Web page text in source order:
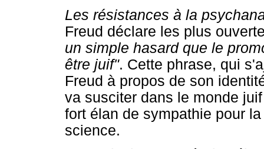
Les résistances à la
Freud déclare les plus
un simple hasard que le
être juif". Cette phrase, qui
Freud à propos de son
va susciter dans le monde
fort élan de sympathie pour
science.